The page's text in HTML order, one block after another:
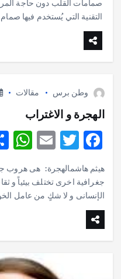
b
o
te
l
s
p
صمامات القلب دون حاجة
التقنية التي يُستخدم فيها
وطن برس مقالات
الهجرة و الاغتراب
F
ac
e
b
o
T
it
te
E
ai
l
s
p
p
هيثم هاشمالهجرة: هى هروب
جغرافية اخرى تختلف بيئياً و
الإنسانى و لا شكٍ من عامل